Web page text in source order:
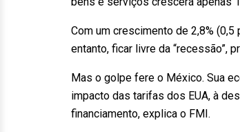
Com um crescimento de 2,8%
entanto, ficar livre da “recessão”,
Mas o golpe fere o México. Sua
impacto das tarifas dos EUA, à
financiamento, explica o FMI.